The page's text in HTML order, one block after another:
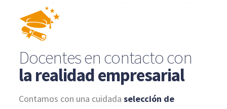
Docentes en contacto con
la realidad empresarial
Contamos con una cuidada selección de